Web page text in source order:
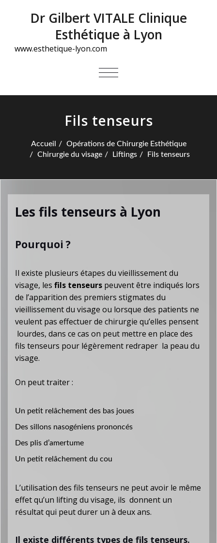
Dr Gilbert VITALE Clinique
Esthétique à Lyon
www.esthetique-lyon.com
AFFICHER/MASQUER
Fils tenseurs
Accueil
Opérations de Chirurgie Esthétique
Chirurgie du visage
Liftings Fils tenseurs
Les fils tenseurs à Lyon
Pourquoi ?
Il existe plusieurs étapes du vieillissement du
visage, les fils tenseurs peuvent être indiqués lors
de l’apparition des premiers stigmates du
vieillissement du visage ou lorsque des patients ne
veulent pas effectuer de chirurgie qu’elles pensent
lourdes, dans ce cas on peut mettre en place des
fils tenseurs pour légèrement redraper la peau du
visage.
On peut traiter :
Un petit relâchement des bas joues
Des sillons nasogéniens prononcés
Des plis d’amertume
Un petit relâchement du cou
L’utilisation des fils tenseurs ne peut avoir le même
effet qu’un lifting du visage, ils donnent un
résultat qui peut durer un à deux ans.
Il existe différents types de fils tenseurs.